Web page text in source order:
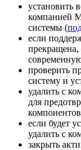
установить
компанией
системы (
если
прекращена,
проверить
систему и
удалить с
для
если будет
удалить с
закрыть